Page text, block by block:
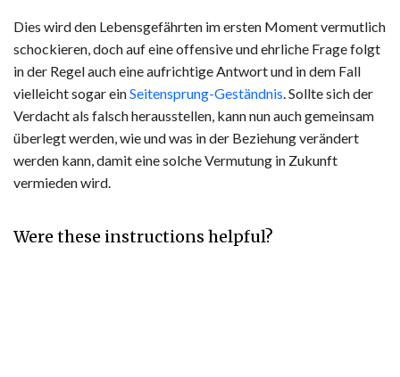
Dies wird den Lebensgefährten im ersten Moment vermutlich
schockieren, doch auf eine offensive und ehrliche Frage folgt
in der Regel auch eine aufrichtige Antwort und in dem Fall
vielleicht sogar einSeitensprung-Geständnis. Sollte sich der
Verdacht als falsch herausstellen, kann nun auch gemeinsam
überlegt werden, wie und was in der Beziehung verändert
werden kann, damit eine solche Vermutung in Zukunft
vermieden wird.
Were these instructions helpful?